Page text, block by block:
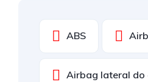
ABS
Airbag lateral do